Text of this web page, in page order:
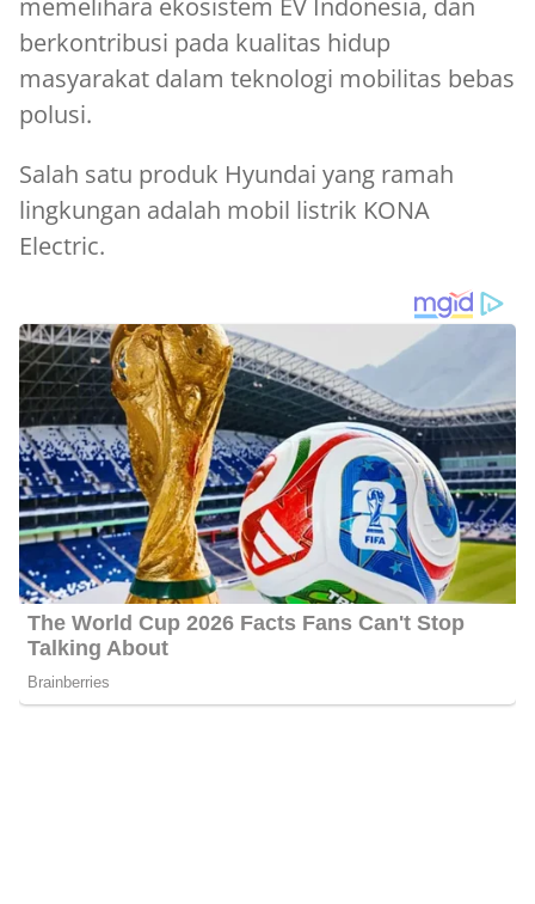
memelihara ekosistem EV Indonesia, dan
berkontribusi pada kualitas hidup
masyarakat dalam teknologi mobilitas bebas
polusi.
Salah satu produk Hyundai yang ramah
lingkungan adalah mobil listrik KONA
Electric.